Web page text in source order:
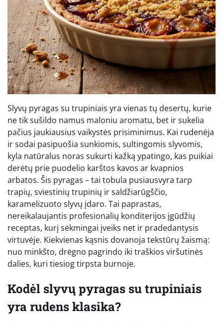
Slyvų pyragas su trupiniais yra vienas tų desertų, kurie
ne tik sušildo namus maloniu aromatu, bet ir sukelia
pačius jaukiausius vaikystės prisiminimus. Kai rudenėja
ir sodai pasipuošia sunkiomis, sultingomis slyvomis,
kyla natūralus noras sukurti kažką ypatingo, kas puikiai
derėtų prie puodelio karštos kavos ar kvapnios
arbatos. Šis pyragas – tai tobula pusiausvyra tarp
trapių, sviestinių trupinių ir saldžiarūgščio,
karamelizuoto slyvų įdaro. Tai paprastas,
nereikalaujantis profesionalių konditerijos įgūdžių
receptas, kurį sėkmingai įveiks net ir pradedantysis
virtuvėje. Kiekvienas kąsnis dovanoja tekstūrų žaismą:
nuo minkšto, drėgno pagrindo iki traškios viršutinės
dalies, kuri tiesiog tirpsta burnoje.
Kodėl slyvų pyragas su trupiniais
yra rudens klasika?